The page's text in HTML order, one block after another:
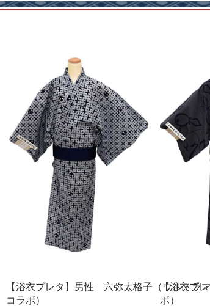
【浴衣プレタ】男性 六弥太格子（ウルトラ
コラボ）
【浴衣プ
ボ）